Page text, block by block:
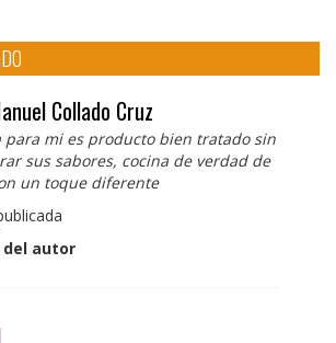
Collado Cruz
para mi es producto bien tratado sin
sus sabores, cocina de verdad de
un toque diferente
del autor